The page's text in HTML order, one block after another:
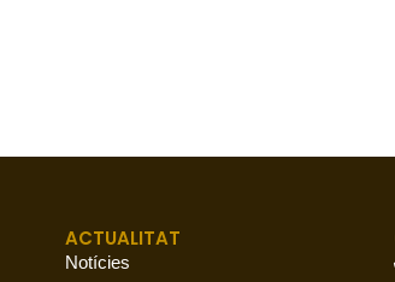
ACTUALITAT
Notícies